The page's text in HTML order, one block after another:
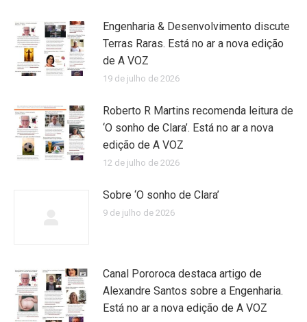
Engenharia & Desenvolvimento discute
Terras Raras. Está no ar a nova edição
de A VOZ
19 de julho de 2026
Roberto R Martins recomenda leitura de
‘O sonho de Clara’. Está no ar a nova
edição de A VOZ
12 de julho de 2026
Sobre ‘O sonho de Clara’
9 de julho de 2026
Canal Pororoca destaca artigo de
Alexandre Santos sobre a Engenharia.
Está no ar a nova edição de A VOZ